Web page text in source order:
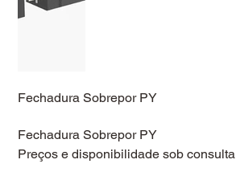
Fechadura Sobrepor PY
Fechadura Sobrepor PY
Preços e disponibilidade sob consulta